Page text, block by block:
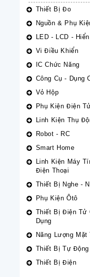
Thiết Bị Đo
Nguồn & Phụ
LED - LCD -
Vi Điều Khiển
IC Chức Năng
Công Cụ - Dụng
Vỏ Hộp
Phụ Kiện Điện
Linh Kiện Thụ
Robot - RC
Smart Home
Linh Kiện Máy
Điện Thoại
Thiết Bị Nghe -
Phụ Kiện Ôtô
Thiết Bị Điện Tử
Dụng
Năng Lượng Mặt
Thiết Bị Tự Động
Thiết Bị Điện